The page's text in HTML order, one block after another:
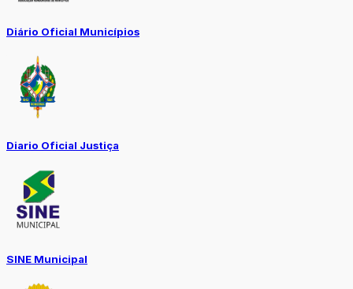
Diário Oficial Municípios
Diario Oficial Justiça
SINE Municipal